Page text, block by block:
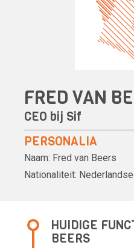
FRED VAN
CEO bij Sif
PERSONALIA
Naam: Fred van Beers
Nationaliteit: Nederlandse
HUIDIGE
BEERS